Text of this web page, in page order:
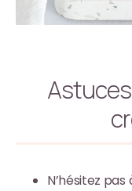
N’hésitez